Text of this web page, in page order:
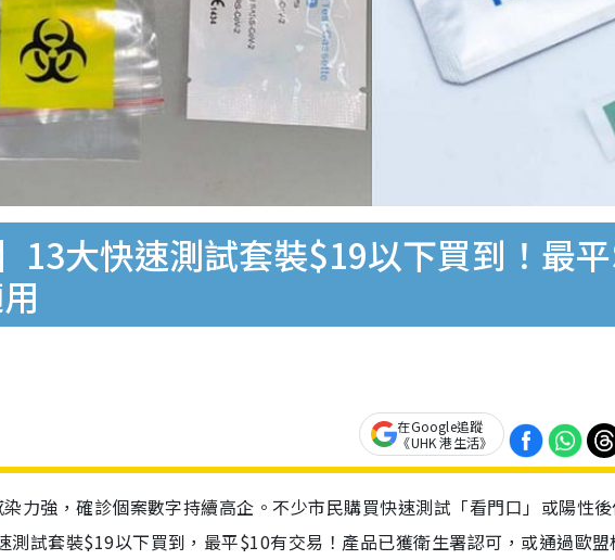
13大快速測試套裝$19以下買到！最
在Google追蹤
《UHK 港生活》
力強，確診個案數字持續高企。不少市民購買快速測試「看門口」或陽性
測試套裝$19以下買到，最平$10有交易！產品已獲衛生署認可，或通過歐盟